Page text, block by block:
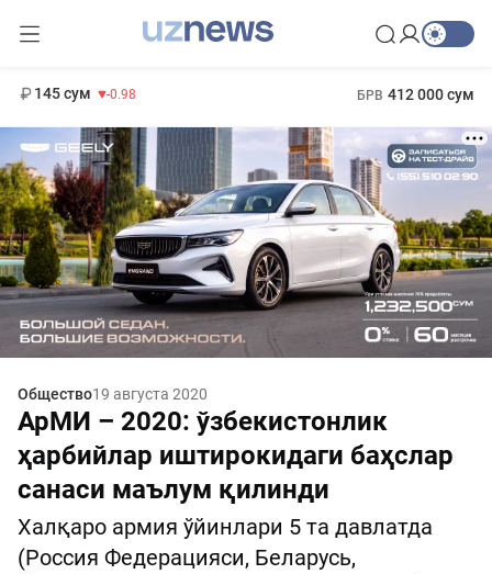
145 сум -0.98 БРВ 412 000 сум
Общество19 августа 2020
АрМИ – 2020: ўзбекистонлик
ҳарбийлар иштирокидаги баҳслар
санаси маълум қилинди
Халқаро армия ўйинлари 5 та давлатда
(Россия Федерацияси, Беларусь,